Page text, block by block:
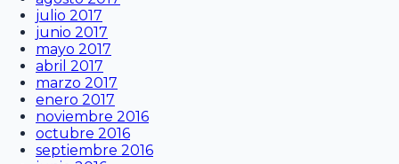
julio 2017
junio 2017
mayo 2017
abril 2017
marzo 2017
enero 2017
noviembre 2016
octubre 2016
septiembre 2016